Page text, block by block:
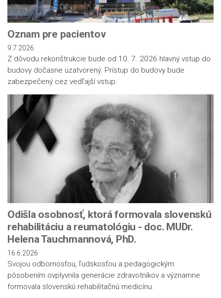
Oznam pre pacientov
9.7.2026
Z dôvodu rekonštrukcie bude od 10. 7. 2026 hlavný vstup do
budovy dočasne uzatvorený. Prístup do budovy bude
zabezpečený cez vedľajší vstup.
Odišla osobnosť, ktorá formovala slovenskú
rehabilitáciu a reumatológiu - doc. MUDr.
Helena Tauchmannová, PhD.
16.6.2026
Svojou odbornosťou, ľudskosťou a pedagogickým
pôsobením ovplyvnila generácie zdravotníkov a významne
formovala slovenskú rehabilitačnú medicínu.